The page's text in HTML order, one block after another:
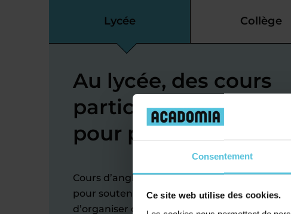
Consentement
Ce site web utilise des cookies.
Lycée Collège
Au lycée, des cours
particuliers d’anglais
pour progresser
Cours d’anglais à Feurs : nos enseignants
pour soutenir chaque élève à réaliser ses
d’organiser des sessions de soutien ou de